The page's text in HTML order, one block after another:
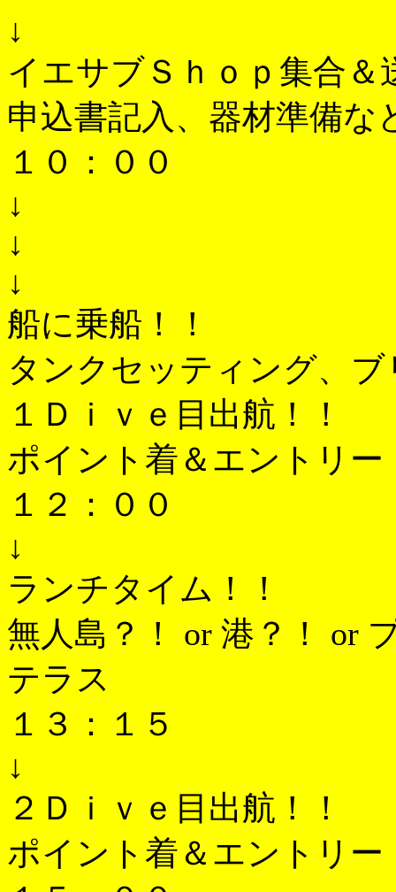
↓
イエサブＳｈｏｐ集合＆
申込書記入、器材準備な
１０：００
↓
↓
↓
船に乗船！！
タンクセッティング、
１Ｄｉｖｅ目出航！！
ポイント着＆エントリー
１２：００
↓
ランチタイム！！
無人島？！ or 港？！ or
テラス
１３：１５
↓
２Ｄｉｖｅ目出航！！
ポイント着＆エントリー